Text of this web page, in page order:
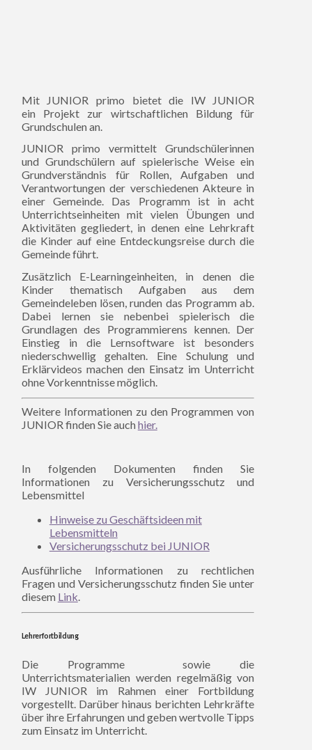
Mit JUNIOR primo bietet die IW JUNIOR
ein Projekt zur wirtschaftlichen Bildung für
Grundschulen an.
JUNIOR primo vermittelt Grundschülerinnen
und Grundschülern auf spielerische Weise ein
Grundverständnis für Rollen, Aufgaben und
Verantwortungen der verschiedenen Akteure in
einer Gemeinde. Das Programm ist in acht
Unterrichtseinheiten mit vielen Übungen und
Aktivitäten gegliedert, in denen eine Lehrkraft
die Kinder auf eine Entdeckungsreise durch die
Gemeinde führt.
Zusätzlich E-Learningeinheiten, in denen die
Kinder thematisch Aufgaben aus dem
Gemeindeleben lösen, runden das Programm ab.
Dabei lernen sie nebenbei spielerisch die
Grundlagen des Programmierens kennen. Der
Einstieg in die Lernsoftware ist besonders
niederschwellig gehalten. Eine Schulung und
Erklärvideos machen den Einsatz im Unterricht
ohne Vorkenntnisse möglich.
Weitere Informationen zu den Programmen von
JUNIOR finden Sie auch hier.
In folgenden Dokumenten finden Sie
Informationen zu Versicherungsschutz und
Lebensmittel
Hinweise zu Geschäftsideen mit
Lebensmitteln
Versicherungsschutz bei JUNIOR
Ausführliche Informationen zu rechtlichen
Fragen und Versicherungsschutz finden Sie unter
diesem Link.
Lehrerfortbildung
Die Programme sowie die
Unterrichtsmaterialien werden regelmäßig von
IW JUNIOR im Rahmen einer Fortbildung
vorgestellt. Darüber hinaus berichten Lehrkräfte
über ihre Erfahrungen und geben wertvolle Tipps
zum Einsatz im Unterricht.